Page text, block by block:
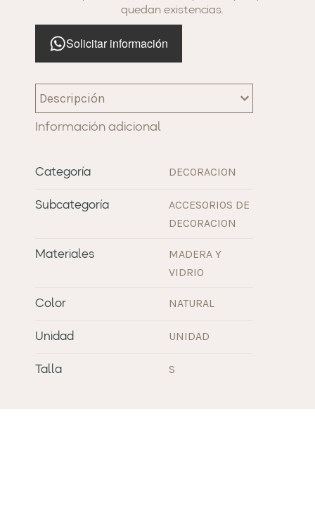
quedan existencias.
Solicitar información
Descripción
Información adicional
Categoría DECORACION
Subcategoría
ACCESORIOS DE
DECORACION
Materiales
MADERA Y
VIDRIO
Color NATURAL
Unidad UNIDAD
Talla S